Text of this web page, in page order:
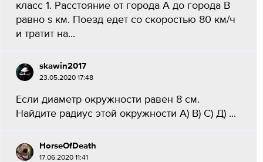
класс 1. Расстояние от города А до города В
равно s км. Поезд едет со скоростью 80 км/ч
и тратит на...
skawin2017
23.05.2020 17:48
Если диаметр окружности равен 8 см.
Найдите радиус этой окружности А) В) С) Д) ​​​​...
HorseOfDeath
17.06.2020 11:41